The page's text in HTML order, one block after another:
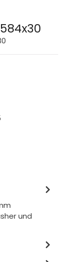
und